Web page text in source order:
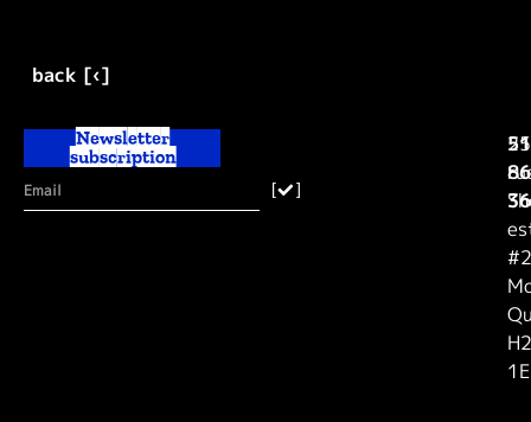
back [‹]
Newsletter
subscription
[ ]